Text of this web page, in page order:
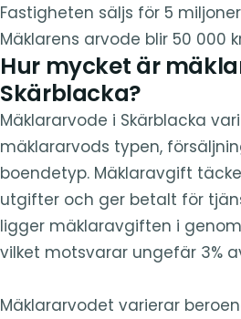
Fastigheten säljs för 5
Mäklarens arvode blir 50 000
Hur mycket är
Skärblacka?
Mäklararvode i Skärblacka
mäklararvods typen,
boendetyp. Mäklaravgift
utgifter och ger betalt för
ligger mäklaravgiften i
vilket motsvarar ungefär 3%
Mäklararvodet varierar